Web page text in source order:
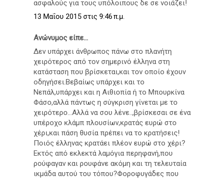
ασφαλούς για τους υπόλοιπους δε σε νοιάζει!
13 Μαΐου 2015 στις 9:46 π.μ.
Ανώνυμος είπε...
Δεν υπάρχει άνθρωπος πάνω στο πλανήτη
χειρότερος από τον σημερινό έλληνα στη
κατάσταση που βρίσκεται,και τον οποίο έχουν
οδηγήσει.Βεβαίως υπάρχει και το
Νεπάλ,υπάρχει και η Αιθιοπία ή το Μπουρκίνα
Φάσο,αλλά πάντως η σύγκριση γίνεται με το
χειρότερο...Αλλά να σου λένε..,βρίσκεσαι σε ένα
υπέροχο κλάμπ πλουσίων,κρατάς ευρώ στο
χέρι,και πάση θυσία πρέπει να το κρατήσεις!
Ποιός έλληνας κρατάει πλέον ευρώ στο χέρι?
Εκτός από εκλεκτά λαμόγια περηφανή,που
ρούφαγαν και ρουφάνε ακόμη και τη τελευταία
ικμάδα αυτού του τόπου?Φοροφυγάδες που